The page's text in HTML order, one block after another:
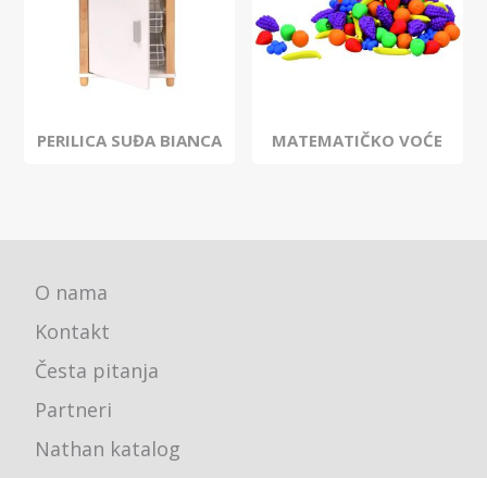
PERILICA SUĐA BIANCA MATEMATIČKO VOĆE
O nama
Kontakt
Česta pitanja
Partneri
Nathan katalog